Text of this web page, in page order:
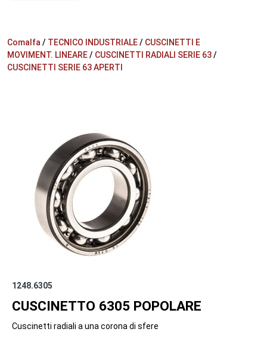
Comalfa / TECNICO INDUSTRIALE/ CUSCINETTI E
MOVIMENT. LINEARE/ CUSCINETTI RADIALI SERIE 63/
CUSCINETTI SERIE 63 APERTI
1248.6305
CUSCINETTO 6305 POPOLARE
Cuscinetti radiali a una corona di sfere